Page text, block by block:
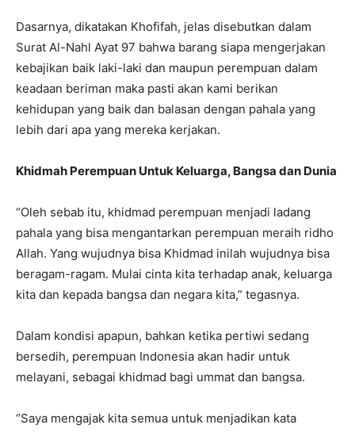
Dasarnya, dikatakan Khofifah, jelas disebutkan dalam
Surat Al-Nahl Ayat 97 bahwa barang siapa mengerjakan
kebajikan baik laki-laki dan maupun perempuan dalam
keadaan beriman maka pasti akan kami berikan
kehidupan yang baik dan balasan dengan pahala yang
lebih dari apa yang mereka kerjakan.
Khidmah Perempuan Untuk Keluarga, Bangsa dan Dunia
“Oleh sebab itu, khidmad perempuan menjadi ladang
pahala yang bisa mengantarkan perempuan meraih ridho
Allah. Yang wujudnya bisa Khidmad inilah wujudnya bisa
beragam-ragam. Mulai cinta kita terhadap anak, keluarga
kita dan kepada bangsa dan negara kita,” tegasnya.
Dalam kondisi apapun, bahkan ketika pertiwi sedang
bersedih, perempuan Indonesia akan hadir untuk
melayani, sebagai khidmad bagi ummat dan bangsa.
“Saya mengajak kita semua untuk menjadikan kata